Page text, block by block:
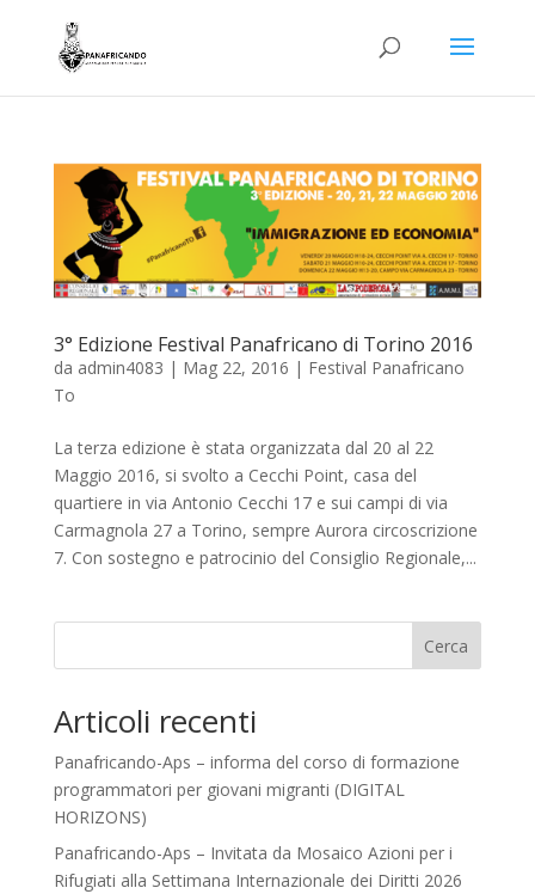
3° Edizione Festival Panafricano di Torino 2016
da admin4083 | Mag 22, 2016 | Festival Panafricano
To
La terza edizione è stata organizzata dal 20 al 22
Maggio 2016, si svolto a Cecchi Point, casa del
quartiere in via Antonio Cecchi 17 e sui campi di via
Carmagnola 27 a Torino, sempre Aurora circoscrizione
7. Con sostegno e patrocinio del Consiglio Regionale,...
Cerca
Articoli recenti
Panafricando-Aps – informa del corso di formazione
programmatori per giovani migranti (DIGITAL
HORIZONS)
Panafricando-Aps – Invitata da Mosaico Azioni per i
Rifugiati alla Settimana Internazionale dei Diritti 2026